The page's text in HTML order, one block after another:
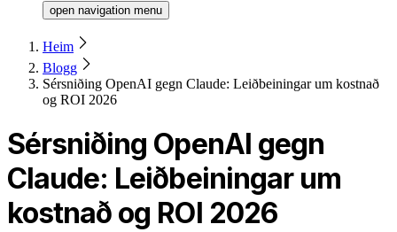
open navigation menu
Heim
Blogg
Sérsniðing OpenAI gegn Claude: Leiðbeiningar um kostnað
og ROI 2026
Sérsniðing OpenAI gegn
Claude: Leiðbeiningar um
kostnað og ROI 2026